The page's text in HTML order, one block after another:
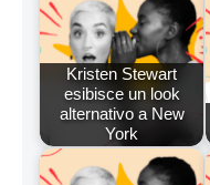
Kristen Stewart
esibisce un look
alternativo a New
York